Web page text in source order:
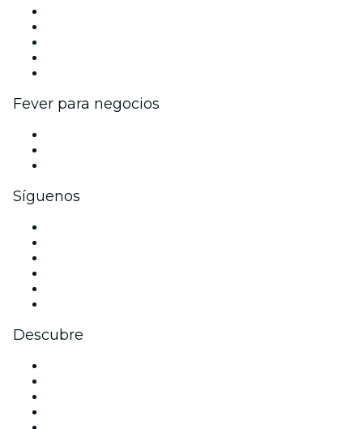
Fever para negocios
Síguenos
Descubre